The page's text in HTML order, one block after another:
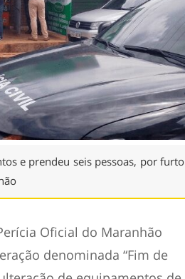
e prendeu seis pessoas, por furto
Oficial do Maranhão
denominada “Fim de